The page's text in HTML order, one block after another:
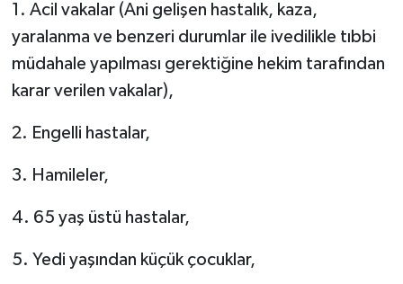
1. Acil vakalar (Ani gelişen hastalık, kaza,
yaralanma ve benzeri durumlar ile ivedilikle tıbbi
müdahale yapılması gerektiğine hekim tarafından
karar verilen vakalar),
2. Engelli hastalar,
3. Hamileler,
4. 65 yaş üstü hastalar,
5. Yedi yaşından küçük çocuklar,